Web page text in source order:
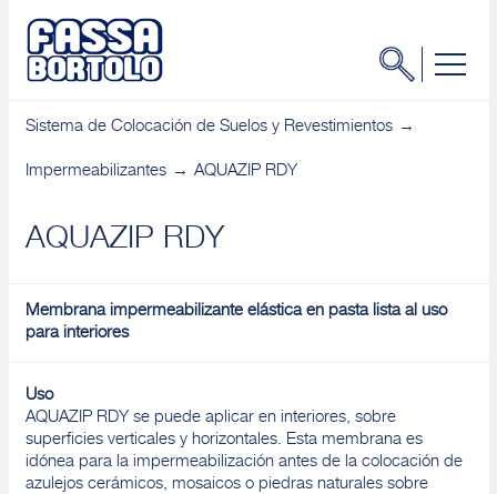
Sistema de Colocación de Suelos y Revestimientos
Impermeabilizantes AQUAZIP RDY
AQUAZIP RDY
Membrana impermeabilizante elástica en pasta lista al uso
para interiores
Uso
AQUAZIP RDY se puede aplicar en interiores, sobre
superficies verticales y horizontales. Esta membrana es
idónea para la impermeabilización antes de la colocación de
azulejos cerámicos, mosaicos o piedras naturales sobre